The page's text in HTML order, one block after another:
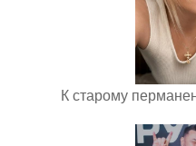
К старому